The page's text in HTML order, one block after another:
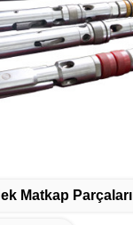
Matkap Parçaları